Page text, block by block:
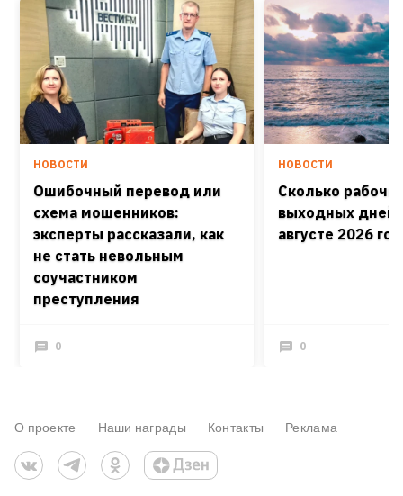
НОВОСТИ
Ошибочный перевод или
схема мошенников:
эксперты рассказали, как
не стать невольным
соучастником
преступления
0
НОВОСТИ
Сколько
выходных дней
августе 2026
0
О проекте Наши награды Контакты Реклама